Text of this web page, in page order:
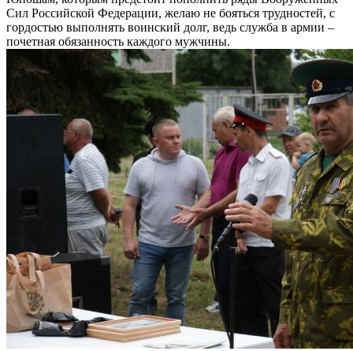
Сил Российской Федерации, желаю не бояться трудностей, с
гордостью выполнять воинский долг, ведь служба в армии –
почетная обязанность каждого мужчины.